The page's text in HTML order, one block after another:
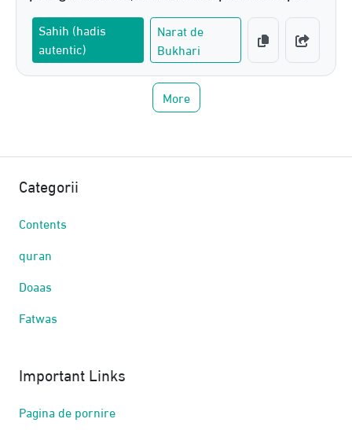
Sahih (hadis
autentic)
Narat de
Bukhari
More
Categorii
Contents
quran
Doaas
Fatwas
Important Links
Pagina de pornire